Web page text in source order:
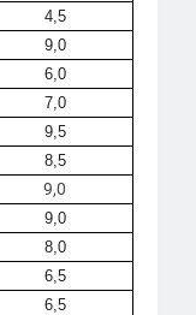
4,5
9,0
6,0
7,0
9,5
8,5
9,0
9,0
8,0
6,5
6,5